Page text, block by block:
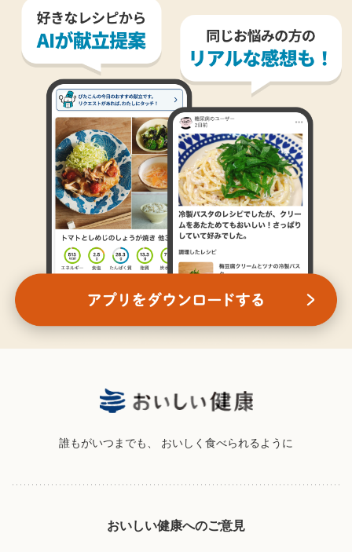
誰もがいつまでも、 おいしく食べられるように
おいしい健康へのご意見